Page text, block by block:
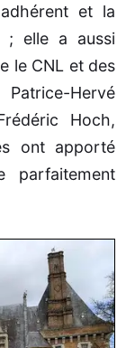
et la
; elle a aussi
le CNL et des
Hervé
Hoch,
ont apporté
parfaitement